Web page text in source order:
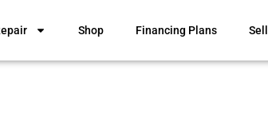
Shop Financing Plans